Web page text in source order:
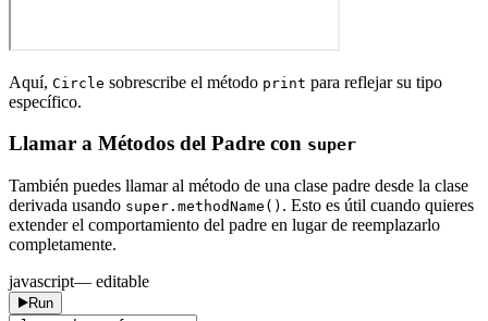
Aquí, Circle sobrescribe el método print para reflejar su tipo
específico.
Llamar a Métodos del Padre con super
También puedes llamar al método de una clase padre desde la clase
derivada usando super.methodName() . Esto es útil cuando quieres
extender el comportamiento del padre en lugar de reemplazarlo
completamente.
javascript— editable
Run